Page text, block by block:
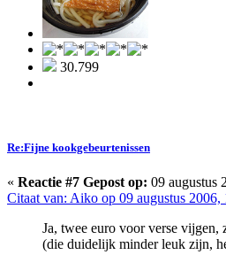
30.799
Re:Fijne kookgebeurtenissen
« Reactie #7 Gepost op: 09 augustus
Citaat van: Aiko op 09 augustus 2006,
Ja, twee euro voor verse vijgen,
(die duidelijk minder leuk zijn,